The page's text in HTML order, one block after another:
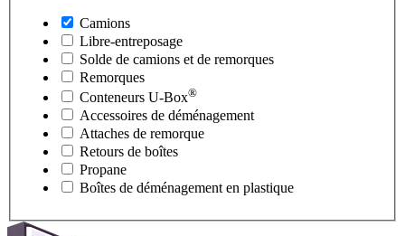
Camions
Libre-entreposage
Solde de camions et de remorques
Remorques
Conteneurs U-Box®
Accessoires de déménagement
Attaches de remorque
Retours de boîtes
Propane
Boîtes de déménagement en plastique